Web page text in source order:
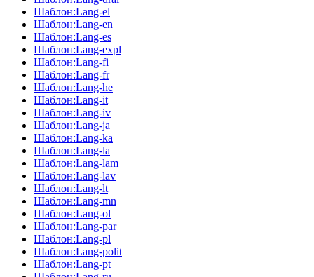
Шаблон:Lang-el
Шаблон:Lang-en
Шаблон:Lang-es
Шаблон:Lang-expl
Шаблон:Lang-fi
Шаблон:Lang-fr
Шаблон:Lang-he
Шаблон:Lang-it
Шаблон:Lang-iv
Шаблон:Lang-ja
Шаблон:Lang-ka
Шаблон:Lang-la
Шаблон:Lang-lam
Шаблон:Lang-lav
Шаблон:Lang-lt
Шаблон:Lang-mn
Шаблон:Lang-ol
Шаблон:Lang-par
Шаблон:Lang-pl
Шаблон:Lang-polit
Шаблон:Lang-pt